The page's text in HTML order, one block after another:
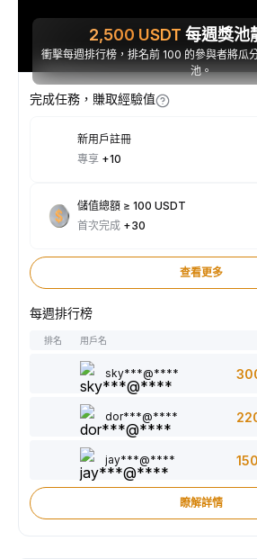
2,500 USDT 每週獎池
衝擊每週排行榜，排名前 100 的參與者將瓜
池。
完成任務，賺取經驗值
新用戶註冊
專享 +10
儲值總額 ≥ 100 USDT
首次完成 +30
查看更多
每週排行榜
排名 用戶名
sky***@****
dor***@****
jay***@**** 150
瞭解詳情